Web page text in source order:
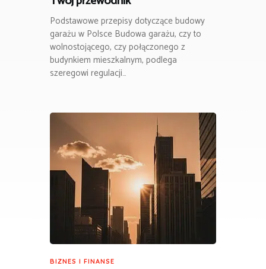
Podstawowe przepisy dotyczące budowy
garażu w Polsce Budowa garażu, czy to
wolnostojącego, czy połączonego z
budynkiem mieszkalnym, podlega
szeregowi regulacji…
BIZNES I FINANSE